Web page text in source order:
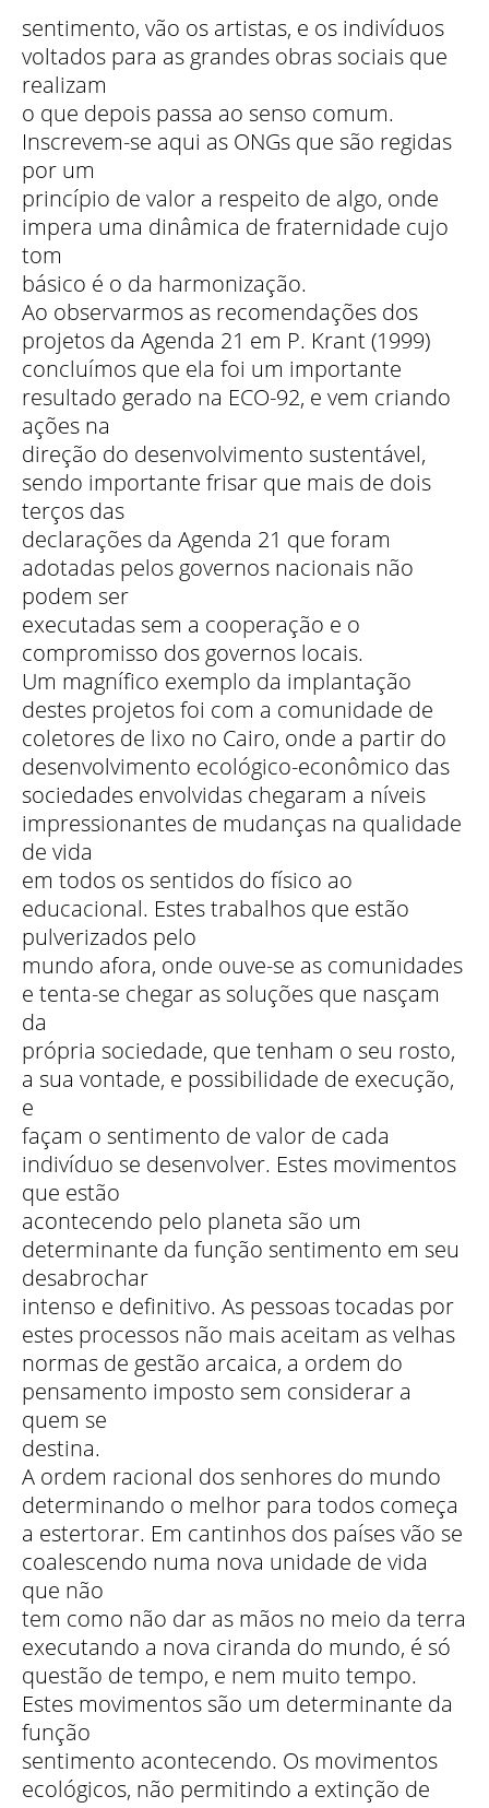
sentimento, vão os artistas, e os indivíduos
voltados para as grandes obras sociais que
realizam
o que depois passa ao senso comum.
Inscrevem-se aqui as ONGs que são regidas
por um
princípio de valor a respeito de algo, onde
impera uma dinâmica de fraternidade cujo
tom
básico é o da harmonização.
Ao observarmos as recomendações dos
projetos da Agenda 21 em P. Krant (1999)
concluímos que ela foi um importante
resultado gerado na ECO-92, e vem criando
ações na
direção do desenvolvimento sustentável,
sendo importante frisar que mais de dois
terços das
declarações da Agenda 21 que foram
adotadas pelos governos nacionais não
podem ser
executadas sem a cooperação e o
compromisso dos governos locais.
Um magnífico exemplo da implantação
destes projetos foi com a comunidade de
coletores de lixo no Cairo, onde a partir do
desenvolvimento ecológico-econômico das
sociedades envolvidas chegaram a níveis
impressionantes de mudanças na qualidade
de vida
em todos os sentidos do físico ao
educacional. Estes trabalhos que estão
pulverizados pelo
mundo afora, onde ouve-se as comunidades
e tenta-se chegar as soluções que nasçam
da
própria sociedade, que tenham o seu rosto,
a sua vontade, e possibilidade de execução,
e
façam o sentimento de valor de cada
indivíduo se desenvolver. Estes movimentos
que estão
acontecendo pelo planeta são um
determinante da função sentimento em seu
desabrochar
intenso e definitivo. As pessoas tocadas por
estes processos não mais aceitam as velhas
normas de gestão arcaica, a ordem do
pensamento imposto sem considerar a
quem se
destina.
A ordem racional dos senhores do mundo
determinando o melhor para todos começa
a estertorar. Em cantinhos dos países vão se
coalescendo numa nova unidade de vida
que não
tem como não dar as mãos no meio da terra
executando a nova ciranda do mundo, é só
questão de tempo, e nem muito tempo.
Estes movimentos são um determinante da
função
sentimento acontecendo. Os movimentos
ecológicos, não permitindo a extinção de